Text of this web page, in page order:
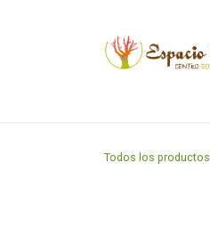
Todos los productos